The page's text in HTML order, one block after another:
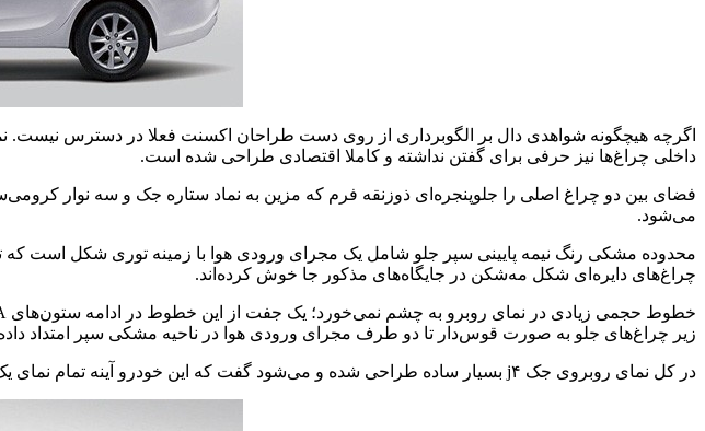
اگرچه هیچگونه شواهدی دال بر الگوبرداری از روی دست طراحان اکسنت فعلا در دسترس نیست.
داخلی چراغ‌ها نیز حرفی برای گفتن نداشته و کاملا اقتصادی طراحی شده است.
می‌شود.
محدوده مشکی رنگ نیمه پایینی سپر جلو شامل یک مجرای ورودی هوا با زمینه توری شکل است
چراغ‌های دایره‌ای شکل مه‌شکن در جایگاه‌های مذکور جا خوش کرده‌اند.
زیر چراغ‌های جلو به صورت قوس‌دار تا دو طرف مجرای ورودی هوا در ناحیه مشکی سپر امتداد
در کل نمای روبروی جک j۴ بسیار ساده طراحی شده و می‌شود گفت که این خودرو آینه تمام نمای یک اتومبیل کوچک اقتصادی است.